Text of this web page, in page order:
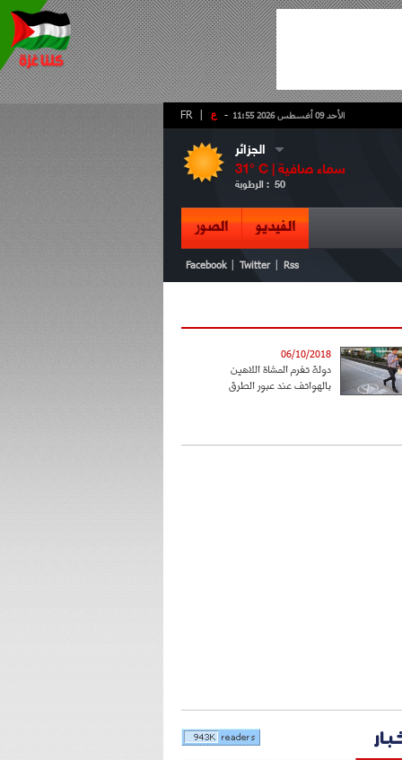
- ع FR الأحد 09 أغسطس 2026 11:55
الجزائر
31° C | سماء صافية
الرطوبة : 50
الفيديو الصور
Facebook Twitter Rss
06/10/2018
دولة تغرم المشاة اللاهين
بالهواتف عند عبور الطرق